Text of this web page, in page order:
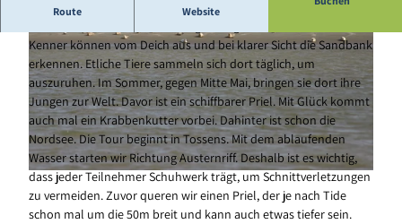
© Nils Kernbach - Der Wattschnack |CC-BY-SA
© Der Wattschnack |CC-BY-SA
Route Website
Watt Wanderung
Kenner können vom Deich aus und bei klarer Sicht die Sandbank
erkennen. Etliche Tiere sammeln sich dort täglich, um
auszuruhen. Im Sommer, gegen Mitte Mai, bringen sie dort ihre
Jungen zur Welt. Davor ist ein schiffbarer Priel. Mit Glück kommt
auch mal ein Krabbenkutter vorbei. Dahinter ist schon die
Nordsee. Die Tour beginnt in Tossens. Mit dem ablaufenden
Wasser starten wir Richtung Austernriff. Deshalb ist es wichtig,
dass jeder Teilnehmer Schuhwerk trägt, um Schnittverletzungen
zu vermeiden. Zuvor queren wir einen Priel, der je nach Tide
schon mal um die 50m breit und kann auch etwas tiefer sein.